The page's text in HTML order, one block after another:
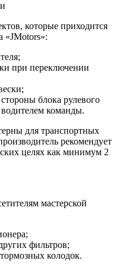
которые приходится
«JMotors»:
при переключении
блока рулевого
команды.
для транспортных
рекомендует
целях как минимум 2
мастерской
фильтров;
колодок.